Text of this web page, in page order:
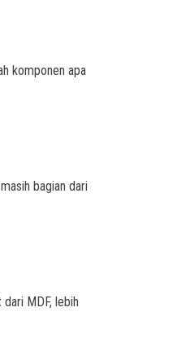
komponen apa
bagian dari
MDF, lebih